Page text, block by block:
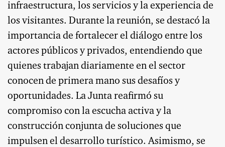
infraestructura, los servicios y la experiencia de
los visitantes. Durante la reunión, se destacó la
importancia de fortalecer el diálogo entre los
actores públicos y privados, entendiendo que
quienes trabajan diariamente en el sector
conocen de primera mano sus desafíos y
oportunidades. La Junta reafirmó su
compromiso con la escucha activa y la
construcción conjunta de soluciones que
impulsen el desarrollo turístico. Asimismo, se